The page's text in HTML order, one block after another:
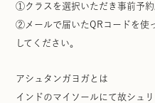
①クラスを選択いただき事前予約
②メールで届いたQRコードを使
してください。
アシュタンガヨガとは
インドのマイソールにて故シュ